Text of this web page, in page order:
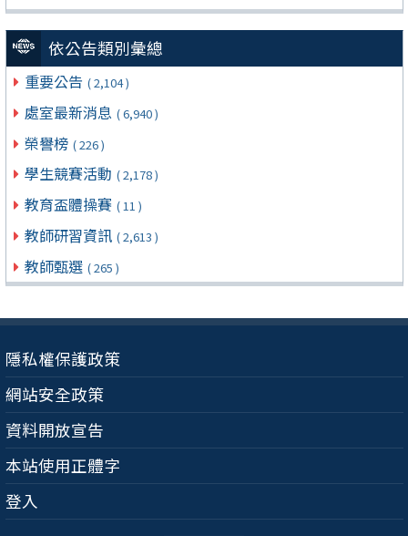
依公告類別彙總
重要公告 ( 2,104 )
處室最新消息 ( 6,940 )
榮譽榜 ( 226 )
學生競賽活動 ( 2,178 )
教育盃體操賽 ( 11 )
教師研習資訊 ( 2,613 )
教師甄選 ( 265 )
隱私權保護政策
網站安全政策
資料開放宣告
本站使用正體字
登入